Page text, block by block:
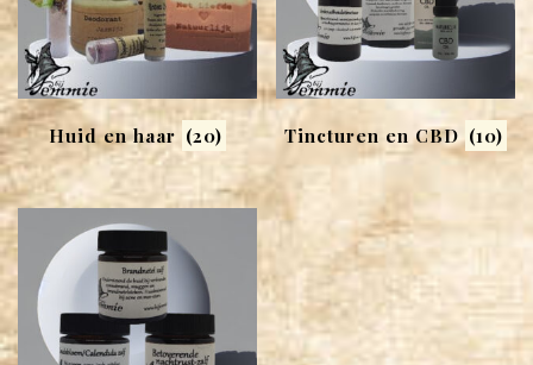
Huid en haar (20) Tincturen en CBD (10)